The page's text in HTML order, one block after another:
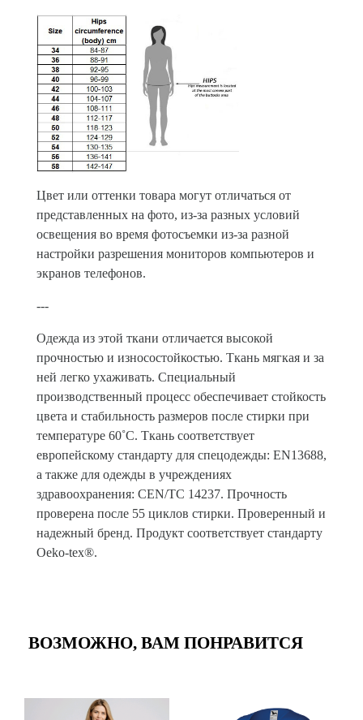
Цвет или оттенки товара могут отличаться от
представленных на фото, из-за разных условий
освещения во время фотосъемки из-за разной
настройки разрешения мониторов компьютеров и
экранов телефонов.
---
Одежда из этой ткани отличается высокой
прочностью и износостойкостью. Ткань мягкая и за
ней легко ухаживать. Специальный
производственный процесс обеспечивает стойкость
цвета и стабильность размеров после стирки при
температуре 60˚C. Ткань соответствует
европейскому стандарту для спецодежды: EN13688,
а также для одежды в учреждениях
здравоохранения: CEN/TC 14237. Прочность
проверена после 55 циклов стирки. Проверенный и
надежный бренд. Продукт соответствует стандарту
Oeko-tex®.
ВОЗМОЖНО, ВАМ ПОНРАВИТСЯ